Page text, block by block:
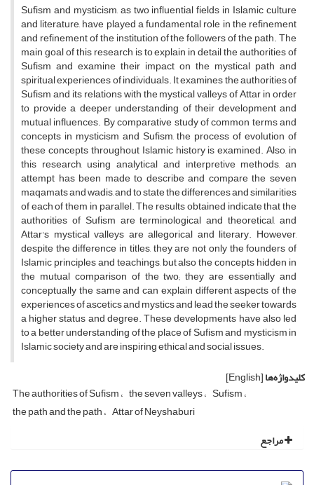
Sufism and mysticism, as two influential fields in Islamic culture
and literature, have played a fundamental role in the refinement
and refinement of the institution of the followers of the path. The
main goal of this research is to explain in detail the authorities of
Sufism and examine their impact on the mystical path and
spiritual experiences of individuals. It examines the authorities of
Sufism and its relations with the mystical valleys of Attar in order
to provide a deeper understanding of their development and
mutual influences. By comparative study of common terms and
concepts in mysticism and Sufism, the process of evolution of
these concepts throughout Islamic history is examined. Also, in
this research, using analytical and interpretive methods, an
attempt has been made to describe and compare the seven
maqamats and wadis, and to state the differences and similarities
of each of them in parallel. The results obtained indicate that the
authorities of Sufism are terminological and theoretical, and
Attar's mystical valleys are allegorical and literary. However,
despite the difference in titles, they are not only the founders of
Islamic principles and teachings, but also the concepts hidden in
the mutual comparison of the two; they are essentially and
conceptually the same and can explain different aspects of the
experiences of ascetics and mystics and lead the seeker towards
a higher status and degree. These developments have also led
to a better understanding of the place of Sufism and mysticism in
Islamic society and are inspiring ethical and social issues.
کلیدواژه‌ها[English]
The authorities of Sufism the seven valleys Sufism
the path and the path Attar of Neyshaburi
مراجع